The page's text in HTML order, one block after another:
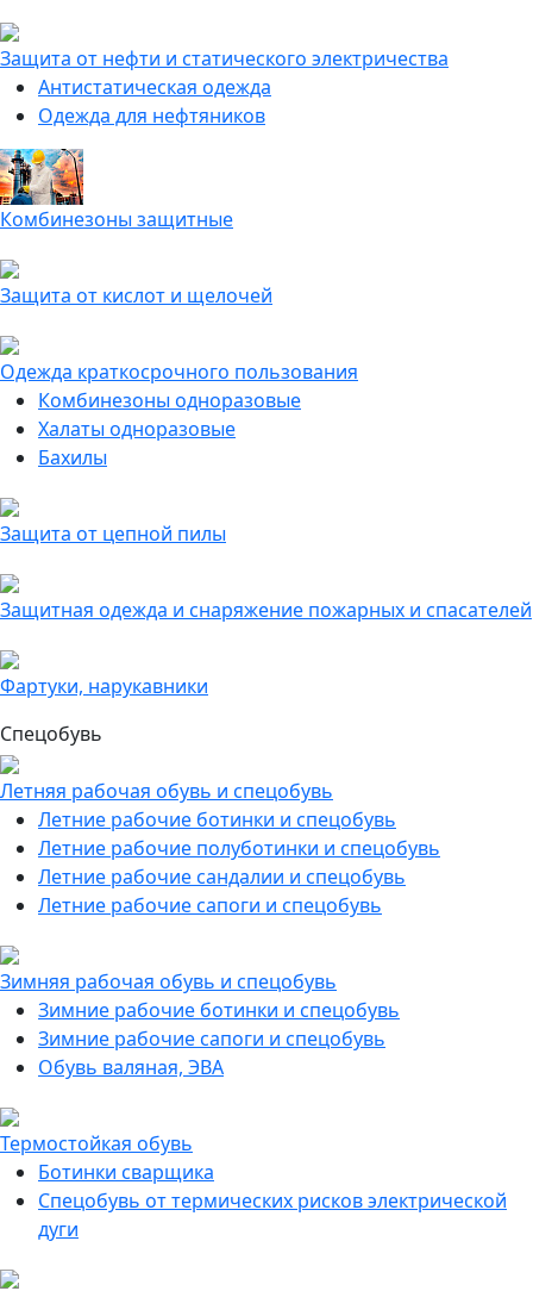
Защита от нефти и статического электричества
Антистатическая одежда
Одежда для нефтяников
Комбинезоны защитные
Защита от кислот и щелочей
Одежда краткосрочного пользования
Комбинезоны одноразовые
Халаты одноразовые
Бахилы
Защита от цепной пилы
Защитная одежда и снаряжение пожарных и спасателей
Фартуки, нарукавники
Спецобувь
Летняя рабочая обувь и спецобувь
Летние рабочие ботинки и спецобувь
Летние рабочие полуботинки и спецобувь
Летние рабочие сандалии и спецобувь
Летние рабочие сапоги и спецобувь
Зимняя рабочая обувь и спецобувь
Зимние рабочие ботинки и спецобувь
Зимние рабочие сапоги и спецобувь
Обувь валяная, ЭВА
Термостойкая обувь
Ботинки сварщика
Спецобувь от термических рисков электрической
дуги